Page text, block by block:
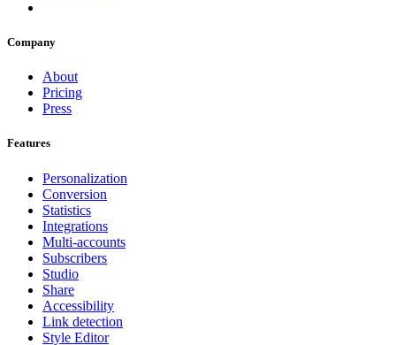
Company
About
Pricing
Press
Features
Personalization
Conversion
Statistics
Integrations
Multi-accounts
Subscribers
Studio
Share
Accessibility
Link detection
Style Editor